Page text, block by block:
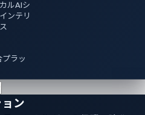
ルAIシ
ンテリ
プラッ
ン